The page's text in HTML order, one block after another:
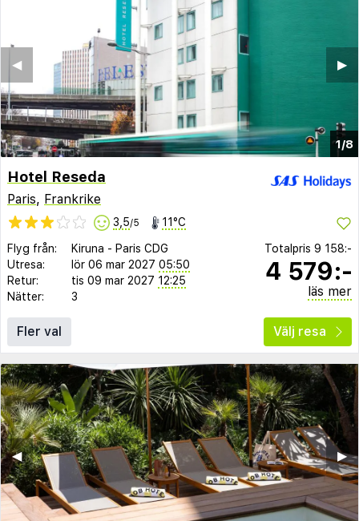
1/8
▶︎
◀︎
Hotel Reseda
Paris, Frankrike
3,5/5 11°C
Flyg från: Kiruna - Paris CDG
Utresa:
lör 06 mar 2027 05:50
Retur:
tis 09 mar 2027 12:25
Nätter:
3
Totalpris 9 158:-
4 579:-
läs mer
Fler val Välj resa
▶︎
◀︎